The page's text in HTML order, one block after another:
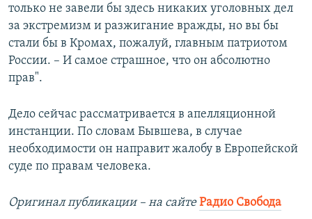
только не завели бы здесь никаких уголовных дел
за экстремизм и разжигание вражды, но вы бы
стали бы в Кромах, пожалуй, главным патриотом
России. – И самое страшное, что он абсолютно
прав".
Дело сейчас рассматривается в апелляционной
инстанции. По словам Бывшева, в случае
необходимости он направит жалобу в Европейской
суде по правам человека.
Оригинал публикации – на сайте Радио Свобода